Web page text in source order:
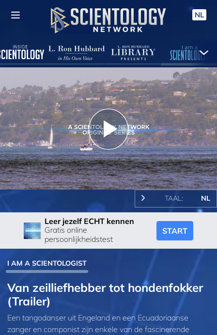
NL
Play
Video
TAAL: NL
Leer jezelf ECHT kennen
Gratis online
persoonlijkheidstest
START
I AM A SCIENTOLOGIST
Van zeilliefhebber tot hondenfokker
(Trailer)
Een tangodanser uit Engeland en een Ecuadoriaanse
zanger en componist zijn enkele van de fascinerende